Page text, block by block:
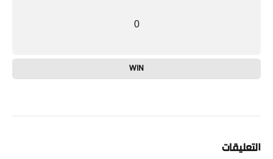
0
WIN
التعليقات